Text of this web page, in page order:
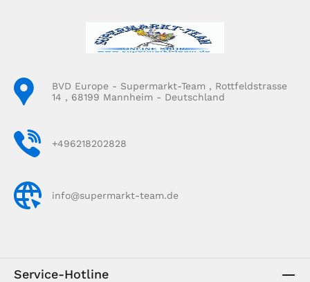
BVD Europe - Supermarkt-Team , Rottfeldstrasse
14 , 68199 Mannheim - Deutschland
+496218202828
info@supermarkt-team.de
Service-Hotline